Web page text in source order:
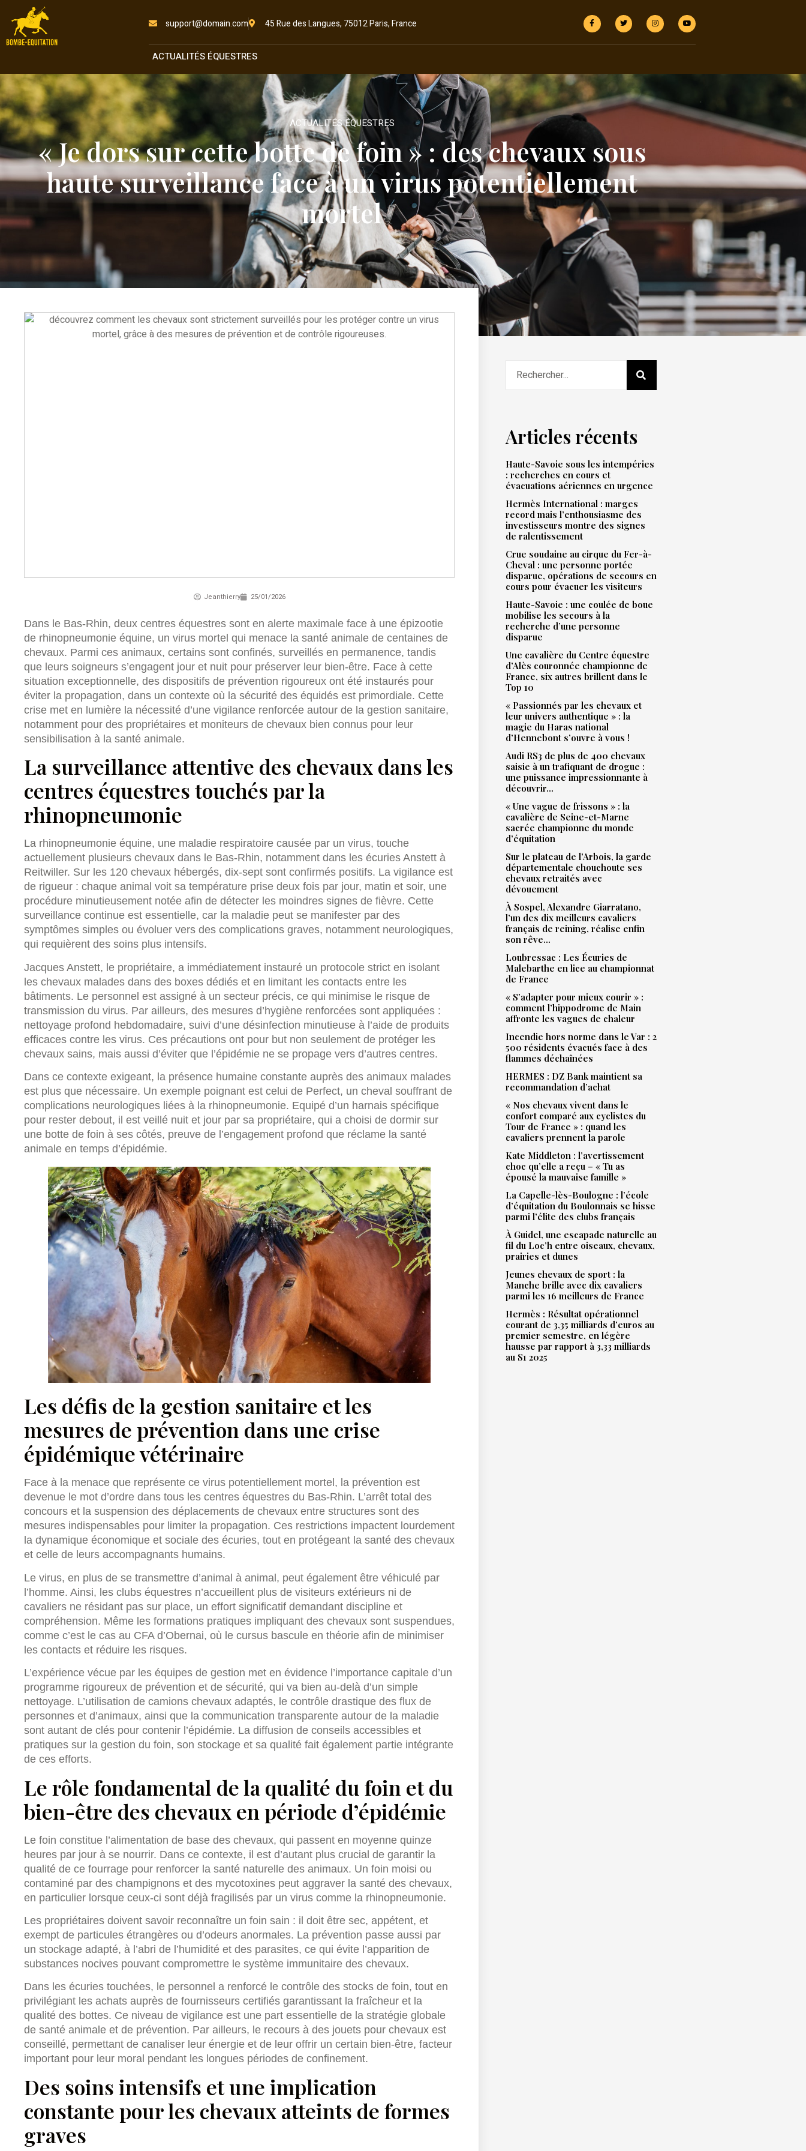
support@domain.com 45 Rue des Langues, 75012 Paris, France
ACTUALITÉS ÉQUESTRES
ACTUALITÉS ÉQUESTRES
« Je dors sur cette botte de foin » : des chevaux sous
haute surveillance face à un virus potentiellement
mortel
Jeanthierry 25/01/2026
Dans le Bas-Rhin, deux centres équestres sont en alerte maximale face à une épizootie
de rhinopneumonie équine, un virus mortel qui menace la santé animale de centaines de
chevaux. Parmi ces animaux, certains sont confinés, surveillés en permanence, tandis
que leurs soigneurs s’engagent jour et nuit pour préserver leur bien-être. Face à cette
situation exceptionnelle, des dispositifs de prévention rigoureux ont été instaurés pour
éviter la propagation, dans un contexte où la sécurité des équidés est primordiale. Cette
crise met en lumière la nécessité d’une vigilance renforcée autour de la gestion sanitaire,
notamment pour des propriétaires et moniteurs de chevaux bien connus pour leur
sensibilisation à la santé animale.
La surveillance attentive des chevaux dans les
centres équestres touchés par la
rhinopneumonie
La rhinopneumonie équine, une maladie respiratoire causée par un virus, touche
actuellement plusieurs chevaux dans le Bas-Rhin, notamment dans les écuries Anstett à
Reitwiller. Sur les 120 chevaux hébergés, dix-sept sont confirmés positifs. La vigilance est
de rigueur : chaque animal voit sa température prise deux fois par jour, matin et soir, une
procédure minutieusement notée afin de détecter les moindres signes de fièvre. Cette
surveillance continue est essentielle, car la maladie peut se manifester par des
symptômes simples ou évoluer vers des complications graves, notamment neurologiques,
qui requièrent des soins plus intensifs.
Jacques Anstett, le propriétaire, a immédiatement instauré un protocole strict en isolant
les chevaux malades dans des boxes dédiés et en limitant les contacts entre les
bâtiments. Le personnel est assigné à un secteur précis, ce qui minimise le risque de
transmission du virus. Par ailleurs, des mesures d’hygiène renforcées sont appliquées :
nettoyage profond hebdomadaire, suivi d’une désinfection minutieuse à l’aide de produits
efficaces contre les virus. Ces précautions ont pour but non seulement de protéger les
chevaux sains, mais aussi d’éviter que l’épidémie ne se propage vers d’autres centres.
Dans ce contexte exigeant, la présence humaine constante auprès des animaux malades
est plus que nécessaire. Un exemple poignant est celui de Perfect, un cheval souffrant de
complications neurologiques liées à la rhinopneumonie. Equipé d’un harnais spécifique
pour rester debout, il est veillé nuit et jour par sa propriétaire, qui a choisi de dormir sur
une botte de foin à ses côtés, preuve de l’engagement profond que réclame la santé
animale en temps d’épidémie.
Les défis de la gestion sanitaire et les
mesures de prévention dans une crise
épidémique vétérinaire
Face à la menace que représente ce virus potentiellement mortel, la prévention est
devenue le mot d’ordre dans tous les centres équestres du Bas-Rhin. L’arrêt total des
concours et la suspension des déplacements de chevaux entre structures sont des
mesures indispensables pour limiter la propagation. Ces restrictions impactent lourdement
la dynamique économique et sociale des écuries, tout en protégeant la santé des chevaux
et celle de leurs accompagnants humains.
Le virus, en plus de se transmettre d’animal à animal, peut également être véhiculé par
l’homme. Ainsi, les clubs équestres n’accueillent plus de visiteurs extérieurs ni de
cavaliers ne résidant pas sur place, un effort significatif demandant discipline et
compréhension. Même les formations pratiques impliquant des chevaux sont suspendues,
comme c’est le cas au CFA d’Obernai, où le cursus bascule en théorie afin de minimiser
les contacts et réduire les risques.
L’expérience vécue par les équipes de gestion met en évidence l’importance capitale d’un
programme rigoureux de prévention et de sécurité, qui va bien au-delà d’un simple
nettoyage. L’utilisation de camions chevaux adaptés, le contrôle drastique des flux de
personnes et d’animaux, ainsi que la communication transparente autour de la maladie
sont autant de clés pour contenir l’épidémie. La diffusion de conseils accessibles et
pratiques sur la gestion du foin, son stockage et sa qualité fait également partie intégrante
de ces efforts.
Le rôle fondamental de la qualité du foin et du
bien-être des chevaux en période d’épidémie
Le foin constitue l’alimentation de base des chevaux, qui passent en moyenne quinze
heures par jour à se nourrir. Dans ce contexte, il est d’autant plus crucial de garantir la
qualité de ce fourrage pour renforcer la santé naturelle des animaux. Un foin moisi ou
contaminé par des champignons et des mycotoxines peut aggraver la santé des chevaux,
en particulier lorsque ceux-ci sont déjà fragilisés par un virus comme la rhinopneumonie.
Les propriétaires doivent savoir reconnaître un foin sain : il doit être sec, appétent, et
exempt de particules étrangères ou d’odeurs anormales. La prévention passe aussi par
un stockage adapté, à l’abri de l’humidité et des parasites, ce qui évite l’apparition de
substances nocives pouvant compromettre le système immunitaire des chevaux.
Dans les écuries touchées, le personnel a renforcé le contrôle des stocks de foin, tout en
privilégiant les achats auprès de fournisseurs certifiés garantissant la fraîcheur et la
qualité des bottes. Ce niveau de vigilance est une part essentielle de la stratégie globale
de santé animale et de prévention. Par ailleurs, le recours à des jouets pour chevaux est
conseillé, permettant de canaliser leur énergie et de leur offrir un certain bien-être, facteur
important pour leur moral pendant les longues périodes de confinement.
Des soins intensifs et une implication
constante pour les chevaux atteints de formes
graves
Articles récents
Haute-Savoie sous les intempéries
: recherches en cours et
évacuations aériennes en urgence
Hermès International : marges
record mais l’enthousiasme des
investisseurs montre des signes
de ralentissement
Crue soudaine au cirque du Fer-à-
Cheval : une personne portée
disparue, opérations de secours en
cours pour évacuer les visiteurs
Haute-Savoie : une coulée de boue
mobilise les secours à la
recherche d’une personne
disparue
Une cavalière du Centre équestre
d’Alès couronnée championne de
France, six autres brillent dans le
Top 10
« Passionnés par les chevaux et
leur univers authentique » : la
magie du Haras national
d’Hennebont s’ouvre à vous !
Audi RS3 de plus de 400 chevaux
saisie à un trafiquant de drogue :
une puissance impressionnante à
découvrir…
« Une vague de frissons » : la
cavalière de Seine-et-Marne
sacrée championne du monde
d’équitation
Sur le plateau de l’Arbois, la garde
départementale chouchoute ses
chevaux retraités avec
dévouement
À Sospel, Alexandre Giarratano,
l’un des dix meilleurs cavaliers
français de reining, réalise enfin
son rêve…
Loubressac : Les Écuries de
Malebarthe en lice au championnat
de France
« S’adapter pour mieux courir » :
comment l’hippodrome de Main
affronte les vagues de chaleur
Incendie hors norme dans le Var : 2
500 résidents évacués face à des
flammes déchaînées
HERMES : DZ Bank maintient sa
recommandation d’achat
« Nos chevaux vivent dans le
confort comparé aux cyclistes du
Tour de France » : quand les
cavaliers prennent la parole
Kate Middleton : l’avertissement
choc qu’elle a reçu – « Tu as
épousé la mauvaise famille »
La Capelle-lès-Boulogne : l’école
d’équitation du Boulonnais se hisse
parmi l’élite des clubs français
À Guidel, une escapade naturelle au
fil du Loc’h entre oiseaux, chevaux,
prairies et dunes
Jeunes chevaux de sport : la
Manche brille avec dix cavaliers
parmi les 16 meilleurs de France
Hermès : Résultat opérationnel
courant de 3,35 milliards d’euros au
premier semestre, en légère
hausse par rapport à 3,33 milliards
au S1 2025